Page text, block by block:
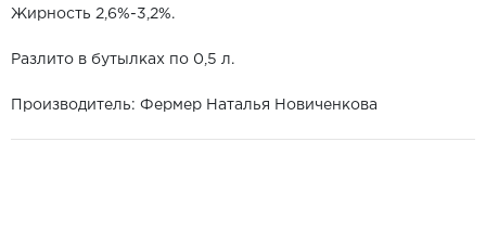
Жирность 2,6%-3,2%.
Разлито в бутылках по 0,5 л.
Производитель: Фермер Наталья Новиченкова